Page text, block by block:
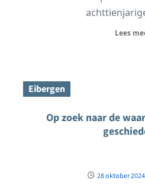
Lees
Eibergen
Op zoek naar de
28 oktober 2024